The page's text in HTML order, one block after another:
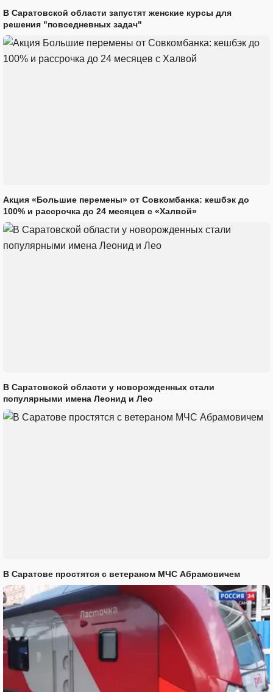
В Саратовской области запустят женские курсы для
решения "повседневных задач"
Акция «Большие перемены» от Совкомбанка: кешбэк до
100% и рассрочка до 24 месяцев с «Халвой»
В Саратовской области у новорожденных стали
популярными имена Леонид и Лео
В Саратове простятся с ветераном МЧС Абрамовичем